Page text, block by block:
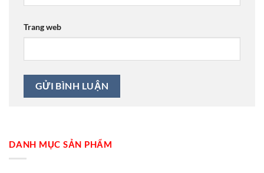
Trang web
DANH MỤC SẢN PHẨM